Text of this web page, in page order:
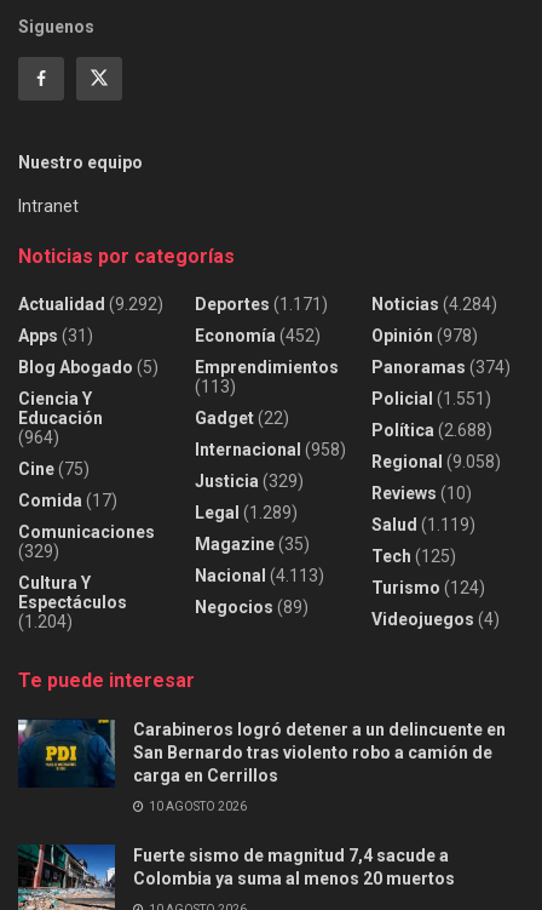
Siguenos
Nuestro equipo
Intranet
Noticias por categorías
Actualidad (9.292)
Apps (31)
Blog Abogado (5)
Ciencia Y
Educación
(964)
Cine(75)
Comida (17)
Comunicaciones
(329)
Cultura Y
Espectáculos
(1.204)
Deportes (1.171)
Economía (452)
Emprendimientos
(113)
Gadget(22)
Internacional (958)
Justicia (329)
Legal (1.289)
Magazine(35)
Nacional (4.113)
Negocios (89)
Noticias (4.284)
Opinión (978)
Panoramas (374)
Policial (1.551)
Política (2.688)
Regional (9.058)
Reviews (10)
Salud (1.119)
Tech (125)
Turismo (124)
Videojuegos (4)
Te puede interesar
Carabineros logró detener a un delincuente en
San Bernardo tras violento robo a camión de
carga en Cerrillos
10 AGOSTO 2026
Fuerte sismo de magnitud 7,4 sacude a
Colombia ya suma al menos 20 muertos